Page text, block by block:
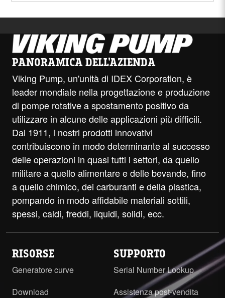
PANORAMICA DELL'AZIENDA
Viking Pump, un'unità di IDEX Corporation, è
leader mondiale nella progettazione e produzione
di pompe rotative a spostamento positivo da
utilizzare in alcune delle applicazioni più difficili.
Dal 1911, i nostri prodotti innovativi
contribuiscono in modo determinante al successo
delle operazioni in quasi tutti i settori, da quello
militare a quello alimentare e delle bevande, fino
a quello chimico, dei carburanti e della plastica,
pompando in modo affidabile materiali sottili,
spessi, caldi, freddi, liquidi, solidi, ecc.
RISORSE
Generatore curve
Download
SUPPORTO
Serial Number Lookup
Assistenza post-vendita